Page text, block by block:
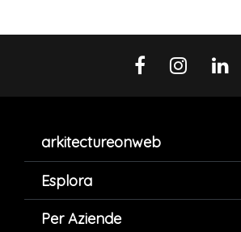
arkitectureonweb
Esplora
Per Aziende